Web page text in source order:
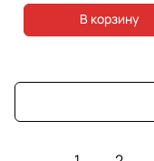
В корзину